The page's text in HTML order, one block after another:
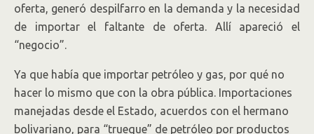
oferta, generó despilfarro en la demanda y la necesidad
de importar el faltante de oferta. Allí apareció el
“negocio”.
Ya que había que importar petróleo y gas, por qué no
hacer lo mismo que con la obra pública. Importaciones
manejadas desde el Estado, acuerdos con el hermano
bolivariano, para “trueque” de petróleo por productos